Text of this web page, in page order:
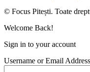
© Focus Pitești. Toate
Welcome Back!
Sign in to your account
Username or Email Address